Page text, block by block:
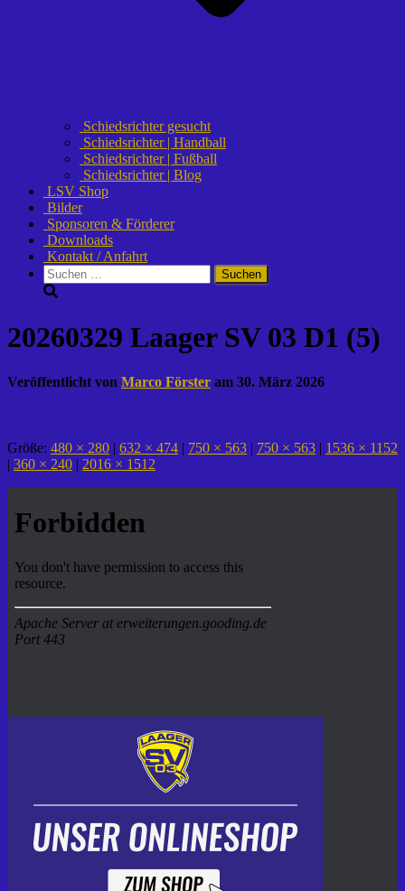
Schiedsrichter gesucht
Schiedsrichter | Handball
Schiedsrichter | Fußball
Schiedsrichter | Blog
LSV Shop
Bilder
Sponsoren & Förderer
Downloads
Kontakt / Anfahrt
Suchen
nach:
20260329 Laager SV 03 D1 (5)
Veröffentlicht von Marco Förster am 30. März 2026
Größe: 480 × 280 | 632 × 474 | 750 × 563 | 750 × 563 | 1536 × 1152
| 360 × 240 | 2016 × 1512